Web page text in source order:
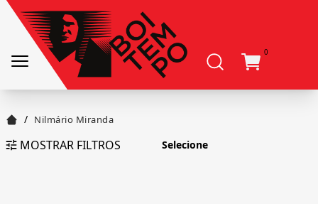
0
/ Nilmário Miranda
MOSTRAR FILTROS